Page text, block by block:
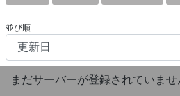
並び順
まだサーバーが登録されていませ